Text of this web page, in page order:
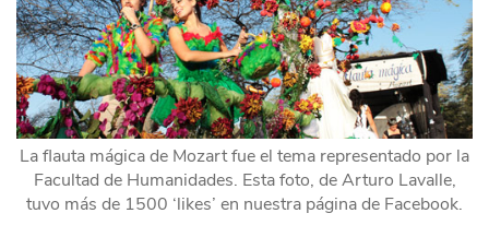
La flauta mágica de Mozart fue el tema representado por la
Facultad de Humanidades. Esta foto, de Arturo Lavalle,
tuvo más de 1500 ‘likes’ en nuestra página de Facebook.